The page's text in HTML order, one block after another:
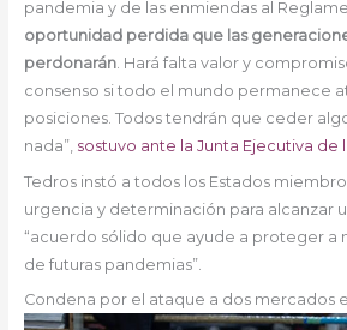
pandemia y de las enmiendas al
oportunidad perdida que las
perdonarán. Hará falta valor y
consenso si todo el mundo permanece
posiciones. Todos tendrán que ceder
nada”, sostuvo ante la Junta Ejecutiva de
Tedros instó a todos los Estados
urgencia y determinación para alcanzar
“acuerdo sólido que ayude a proteger a
de futuras pandemias”.
Condena por el ataque a dos mercados